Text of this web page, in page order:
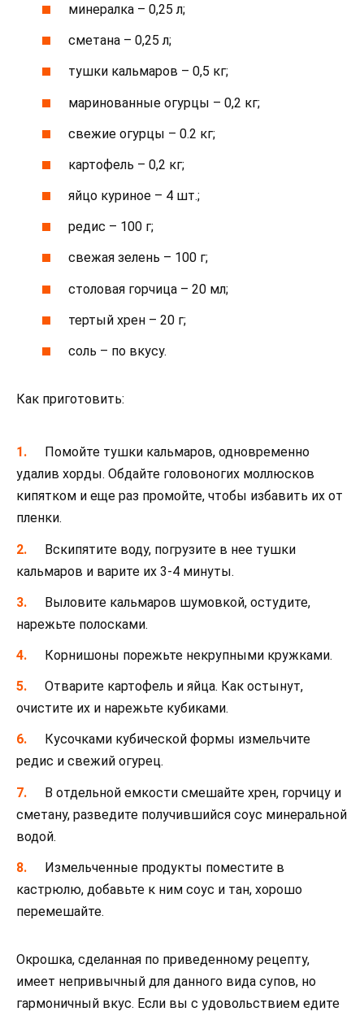
минералка – 0,25 л;
сметана – 0,25 л;
тушки кальмаров – 0,5 кг;
маринованные огурцы – 0,2 кг;
свежие огурцы – 0.2 кг;
картофель – 0,2 кг;
яйцо куриное – 4 шт.;
редис – 100 г;
свежая зелень – 100 г;
столовая горчица – 20 мл;
тертый хрен – 20 г;
соль – по вкусу.
Как приготовить:
Помойте тушки кальмаров, одновременно
удалив хорды. Обдайте головоногих моллюсков
кипятком и еще раз промойте, чтобы избавить их от
пленки.
Вскипятите воду, погрузите в нее тушки
кальмаров и варите их 3-4 минуты.
Выловите кальмаров шумовкой, остудите,
нарежьте полосками.
Корнишоны порежьте некрупными кружками.
Отварите картофель и яйца. Как остынут,
очистите их и нарежьте кубиками.
Кусочками кубической формы измельчите
редис и свежий огурец.
В отдельной емкости смешайте хрен, горчицу и
сметану, разведите получившийся соус минеральной
водой.
Измельченные продукты поместите в
кастрюлю, добавьте к ним соус и тан, хорошо
перемешайте.
Окрошка, сделанная по приведенному рецепту,
имеет непривычный для данного вида супов, но
гармоничный вкус. Если вы с удовольствием едите